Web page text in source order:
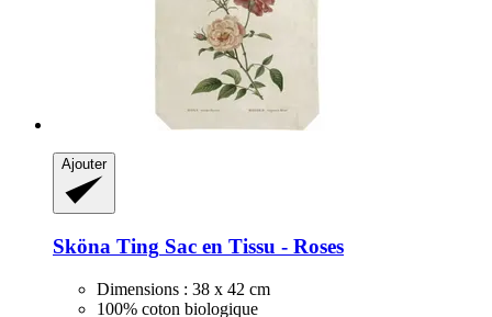
Ajouter
Sköna Ting Sac en Tissu -​ Roses
Dimensions : 38 x 42 cm
100% coton biologique